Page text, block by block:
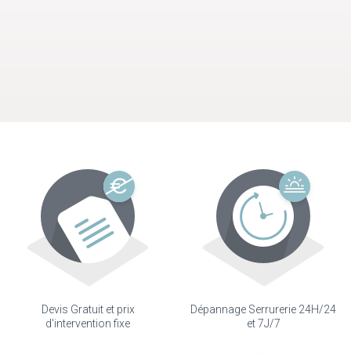
Devis Gratuit et prix
d'intervention fixe
Dépannage Serrurerie 24H/24
et 7J/7